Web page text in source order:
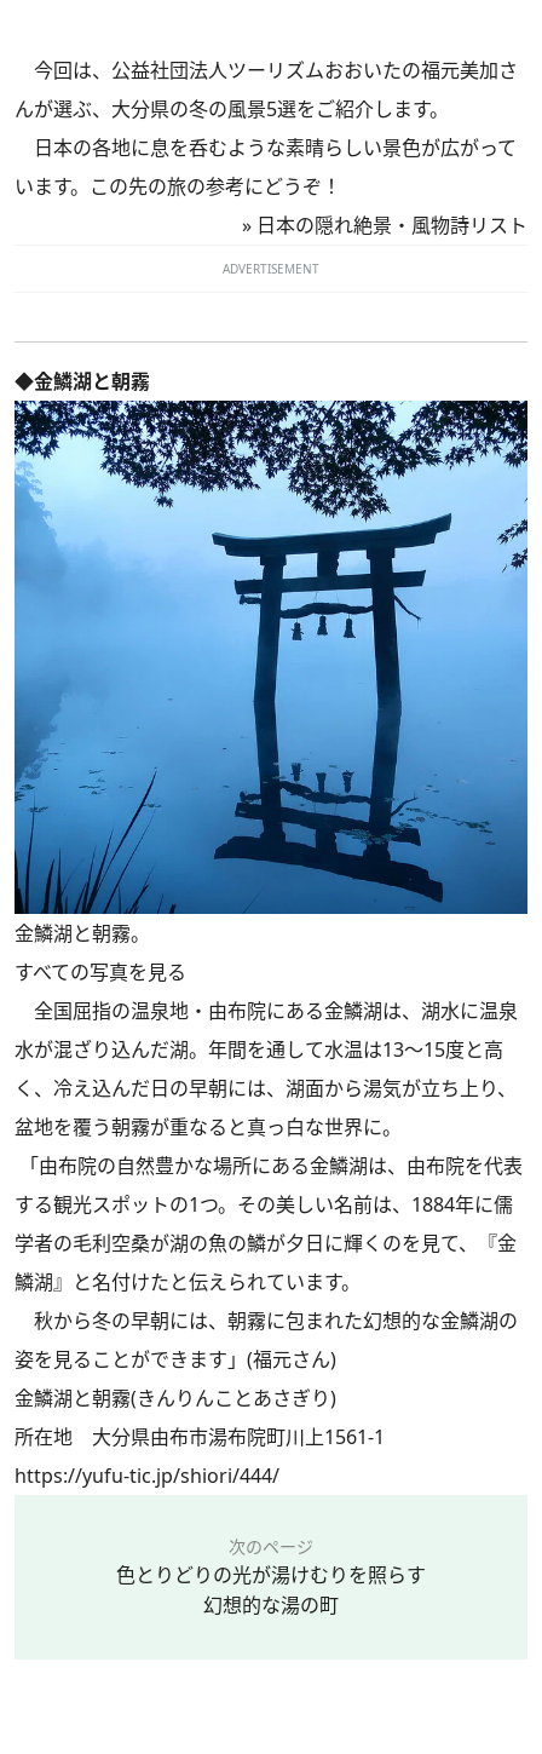
今回は、公益社団法人ツーリズムおおいたの福元美加さ
んが選ぶ、大分県の冬の風景5選をご紹介します。
日本の各地に息を呑むような素晴らしい景色が広がって
います。この先の旅の参考にどうぞ！
» 日本の隠れ絶景・風物詩リスト
ADVERTISEMENT
◆金鱗湖と朝霧
金鱗湖と朝霧。
すべての写真を見る
全国屈指の温泉地・由布院にある金鱗湖は、湖水に温泉
水が混ざり込んだ湖。年間を通して水温は13～15度と高
く、冷え込んだ日の早朝には、湖面から湯気が立ち上り、
盆地を覆う朝霧が重なると真っ白な世界に。
「由布院の自然豊かな場所にある金鱗湖は、由布院を代表
する観光スポットの1つ。その美しい名前は、1884年に儒
学者の毛利空桑が湖の魚の鱗が夕日に輝くのを見て、『金
鱗湖』と名付けたと伝えられています。
秋から冬の早朝には、朝霧に包まれた幻想的な金鱗湖の
姿を見ることができます」(福元さん)
金鱗湖と朝霧(きんりんことあさぎり)
所在地 大分県由布市湯布院町川上1561-1
https://yufu-tic.jp/shiori/444/
次のページ
色とりどりの光が湯けむりを照らす
幻想的な湯の町